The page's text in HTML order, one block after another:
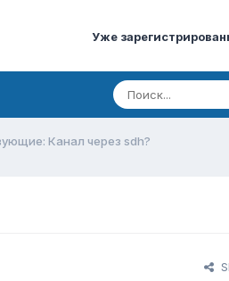
Уже
Канал через sdh?